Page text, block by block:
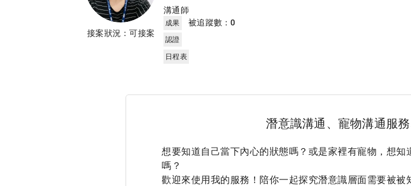
接案狀況：可接案
溝通師
成果 被追蹤數：0
認證
日程表
潛意識溝通、寵物溝通服
想要知道自己當下內心的狀態嗎？或是家裡有寵物，想
嗎？
歡迎來使用我的服務！陪你一起探究潛意識層面需要被被